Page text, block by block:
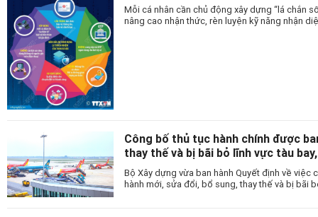
Mỗi cá nhân cần chủ động xây dựng “lá chắn
nâng cao nhận thức, rèn luyện kỹ năng nhận
Công bố thủ tục hành chính được
thay thế và bị bãi bỏ lĩnh vực tàu
Bộ Xây dựng vừa ban hành Quyết định về
hành mới, sửa đổi, bổ sung, thay thế và bị bãi